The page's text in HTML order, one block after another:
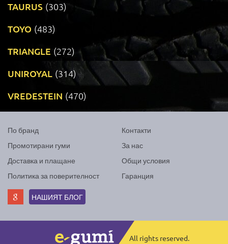
TAURUS (303)
TOYO (483)
TRIANGLE (272)
UNIROYAL (314)
VREDESTEIN (470)
По бранд
Промотирани гуми
Доставка и плащане
Политика за поверителност
Контакти
За нас
Общи условия
Гаранция
НАШИЯТ БЛОГ
All rights reserved.